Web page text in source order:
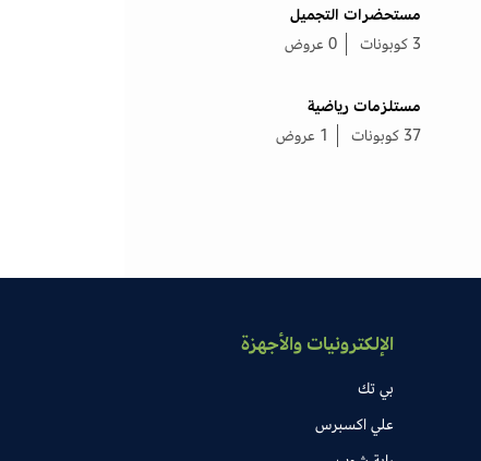
مستحضرات التجميل
3 كوبونات
0 عروض
مستلزمات رياضية
37 كوبونات
1 عروض
الإلكترونيات والأجهزة
بي تك
علي اكسبرس